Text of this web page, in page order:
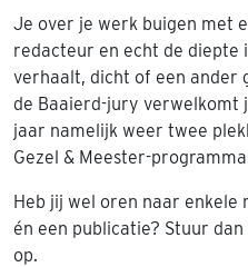
Je over je werk buigen met
redacteur en echt de diepte
verhaalt, dicht of een ander
de Baaierd-jury verwelkomt
jaar namelijk weer twee
Gezel & Meester-
Heb jij wel oren naar enkele
én een publicatie? Stuur dan
op.